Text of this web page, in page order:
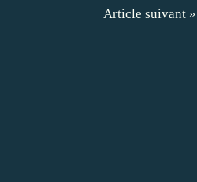
Article suivant »